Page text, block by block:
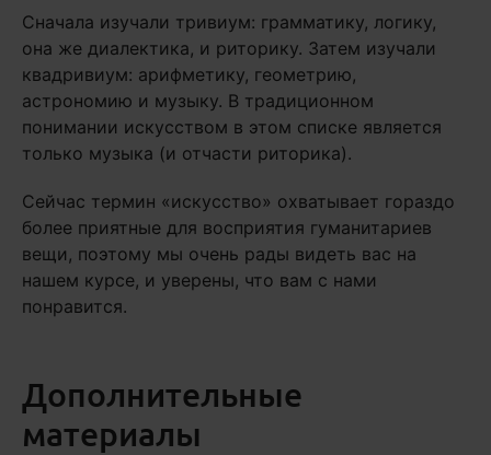
Сначала изучали тривиум: грамматику, логику,
она же диалектика, и риторику. Затем изучали
квадривиум: арифметику, геометрию,
астрономию и музыку. В традиционном
понимании искусством в этом списке является
только музыка (и отчасти риторика).
Сейчас термин «искусство» охватывает гораздо
более приятные для восприятия гуманитариев
вещи, поэтому мы очень рады видеть вас на
нашем курсе, и уверены, что вам с нами
понравится.
Дополнительные
материалы